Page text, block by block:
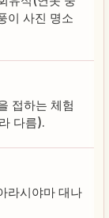
이 사진 명소
접하는 체험
다름).
라시야마 대나